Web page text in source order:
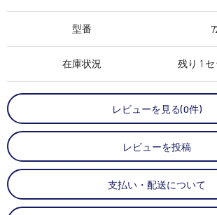
型番
在庫状況 残り 1
レビューを見る(0件)
レビューを投稿
支払い・配送について